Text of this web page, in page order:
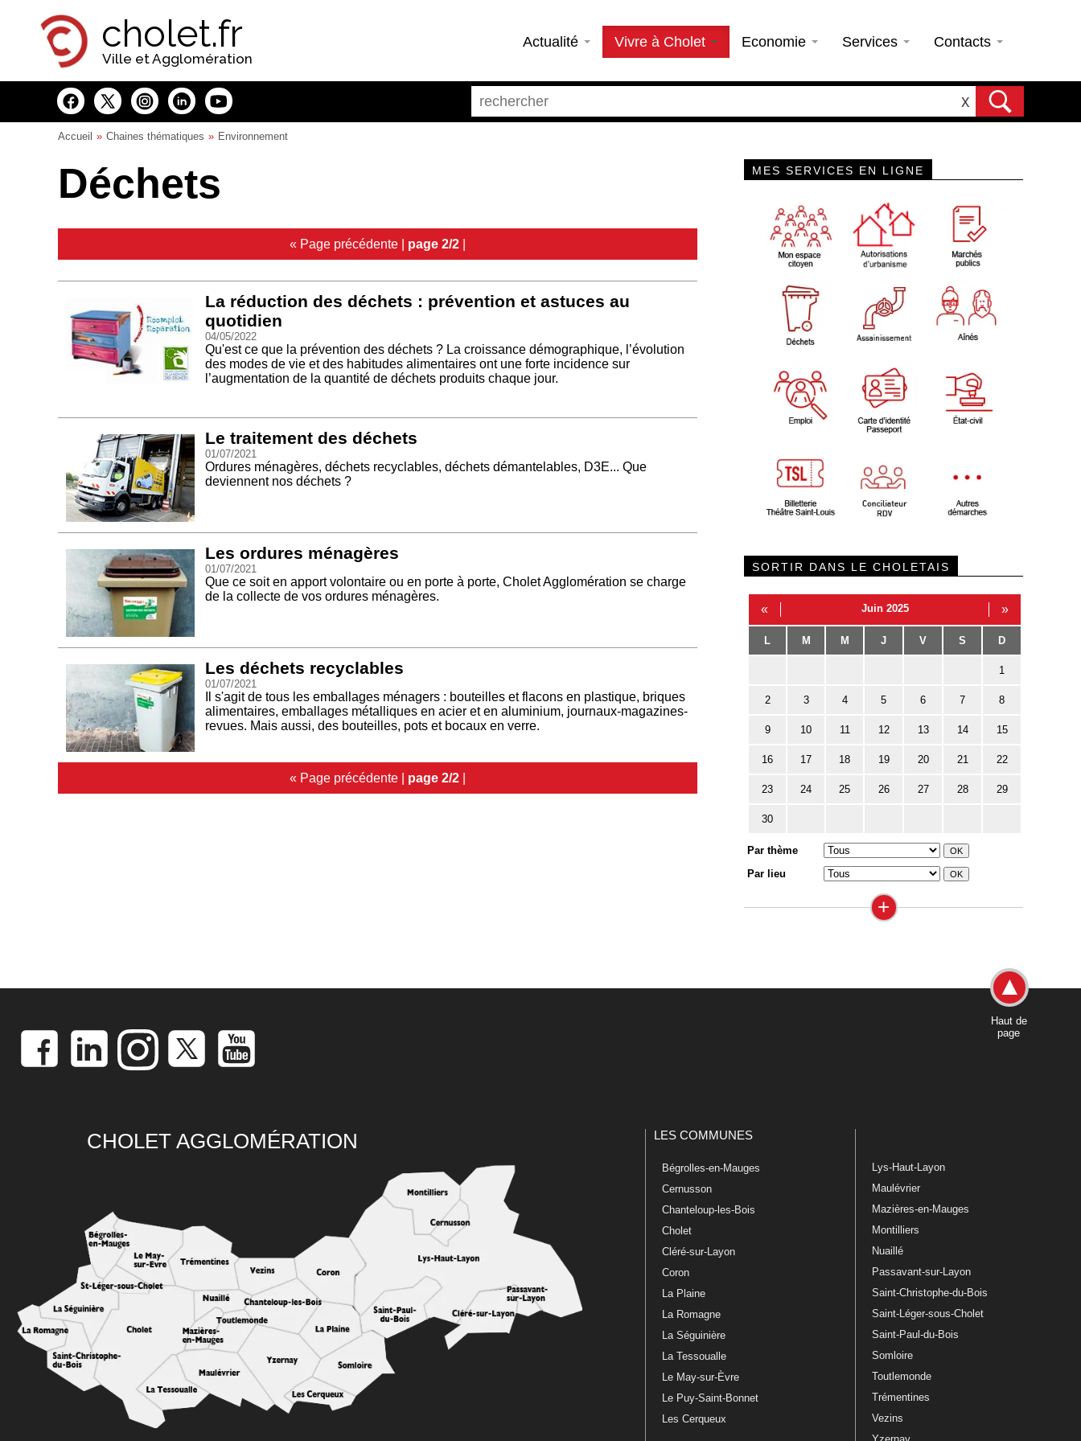
cholet.fr
Ville et Agglomération
Actualité Vivre à Cholet Economie Services Contacts
X
Accueil Chaines thématiques Environnement
Déchets
« Page précédente | page 2/2 |
La réduction des déchets : prévention et astuces au
quotidien
04/05/2022
Qu'est ce que la prévention des déchets ? La croissance démographique, l’évolution
des modes de vie et des habitudes alimentaires ont une forte incidence sur
l’augmentation de la quantité de déchets produits chaque jour.
Le traitement des déchets
01/07/2021
Ordures ménagères, déchets recyclables, déchets démantelables, D3E... Que
deviennent nos déchets ?
Les ordures ménagères
01/07/2021
Que ce soit en apport volontaire ou en porte à porte, Cholet Agglomération se charge
de la collecte de vos ordures ménagères.
Les déchets recyclables
01/07/2021
Il s'agit de tous les emballages ménagers : bouteilles et flacons en plastique, briques
alimentaires, emballages métalliques en acier et en aluminium, journaux-magazines-
revues. Mais aussi, des bouteilles, pots et bocaux en verre.
« Page précédente page 2/2
MES SERVICES EN LIGNE
SORTIR DANS LE CHOLETAIS
« Juin 2025 »
L M M J V S D
1
2 3 4 5 6 7 8
9 10 11 12 13 14 15
16 17 18 19 20 21 22
23 24 25 26 27 28 29
30
Par thème
Par lieu
+
Haut de
page
CHOLET AGGLOMÉRATION LES COMMUNES
Bégrolles-en-Mauges
Cernusson
Chanteloup-les-Bois
Cholet
Cléré-sur-Layon
Coron
La Plaine
La Romagne
La Séguinière
La Tessoualle
Le May-sur-Èvre
Le Puy-Saint-Bonnet
Les Cerqueux
Lys-Haut-Layon
Maulévrier
Mazières-en-Mauges
Montilliers
Nuaillé
Passavant-sur-Layon
Saint-Christophe-du-Bois
Saint-Léger-sous-Cholet
Saint-Paul-du-Bois
Somloire
Toutlemonde
Trémentines
Vezins